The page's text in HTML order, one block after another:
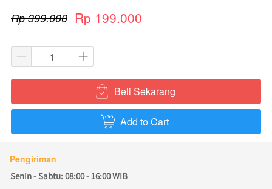
Rp 399.000 Rp 199.000
` Beli Sekarang
` Add to Cart
Pengiriman
Senin - Sabtu: 08:00 - 16:00 WIB